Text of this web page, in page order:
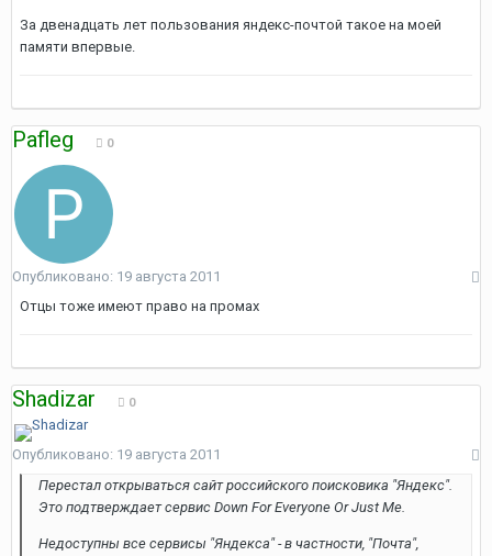
За двенадцать лет пользования яндекс-почтой такое на моей
памяти впервые.
Pafleg 0
Опубликовано: 19 августа 2011
Отцы тоже имеют право на промах
Shadizar 0
Опубликовано: 19 августа 2011
Перестал открываться сайт российского поисковика "Яндекс".
Это подтверждает сервис Down For Everyone Or Just Me.
Недоступны все сервисы "Яндекса" - в частности, "Почта",